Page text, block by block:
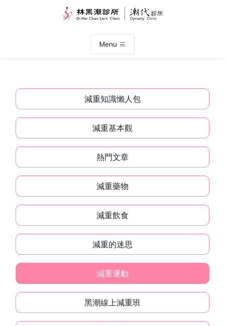
Menu
減重知識懶人包
減重基本觀
熱門文章
減重藥物
減重飲食
減重的迷思
減重運動
黑潮線上減重班